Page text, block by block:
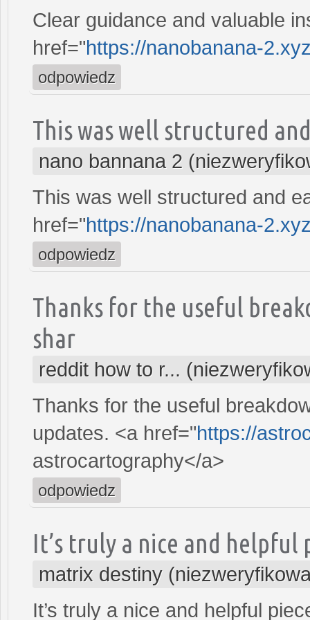
Clear guidance and valuable
href="https://nanobanana-
odpowiedz
This was well structured
nano bannana 2
This was well structured and
href="https://nanobanana-
odpowiedz
Thanks for the useful
shar
reddit how to r...
Thanks for the useful
updates. <a href="https://
astrocartography</a>
odpowiedz
It’s truly a nice and helpful
matrix destiny
It’s truly a nice and helpful